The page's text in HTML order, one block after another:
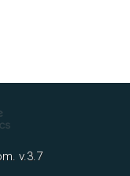
v.3.7